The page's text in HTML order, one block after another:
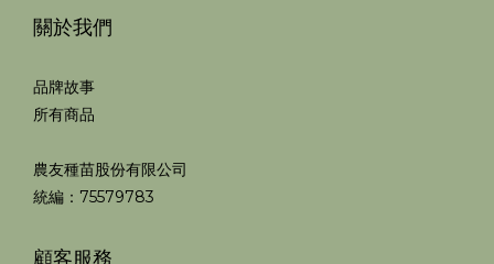
關於我們
品牌故事
所有商品
農友種苗股份有限公司
統編：75579783
顧客服務